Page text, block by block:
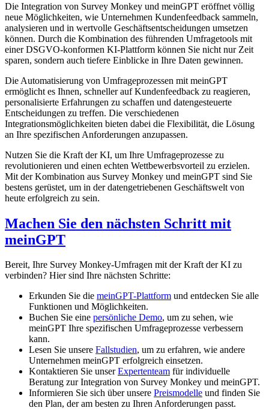
Die Integration von Survey Monkey und meinGPT eröffnet völlig
neue Möglichkeiten, wie Unternehmen Kundenfeedback sammeln,
analysieren und in wertvolle Geschäftsentscheidungen umsetzen
können. Durch die Kombination des führenden Umfragetools mit
einer DSGVO-konformen KI-Plattform können Sie nicht nur Zeit
sparen, sondern auch tiefere Einblicke in Ihre Daten gewinnen.
Die Automatisierung von Umfrageprozessen mit meinGPT
ermöglicht es Ihnen, schneller auf Kundenfeedback zu reagieren,
personalisierte Erfahrungen zu schaffen und datengesteuerte
Entscheidungen zu treffen. Die verschiedenen
Integrationsmöglichkeiten bieten dabei die Flexibilität, die Lösung
an Ihre spezifischen Anforderungen anzupassen.
Nutzen Sie die Kraft der KI, um Ihre Umfrageprozesse zu
revolutionieren und einen echten Wettbewerbsvorteil zu erzielen.
Mit der Kombination aus Survey Monkey und meinGPT sind Sie
bestens gerüstet, um in der datengetriebenen Geschäftswelt von
heute erfolgreich zu sein.
Machen Sie den nächsten Schritt mit
meinGPT
Bereit, Ihre Survey Monkey-Umfragen mit der Kraft der KI zu
verbinden? Hier sind Ihre nächsten Schritte:
Erkunden Sie die meinGPT-Plattform und entdecken Sie alle
Funktionen und Möglichkeiten.
Buchen Sie eine persönliche Demo, um zu sehen, wie
meinGPT Ihre spezifischen Umfrageprozesse verbessern
kann.
Lesen Sie unsere Fallstudien, um zu erfahren, wie andere
Unternehmen meinGPT erfolgreich einsetzen.
Kontaktieren Sie unserExpertenteam für individuelle
Beratung zur Integration von Survey Monkey und meinGPT.
Informieren Sie sich über unsere Preismodelle und finden Sie
den Plan, der am besten zu Ihren Anforderungen passt.